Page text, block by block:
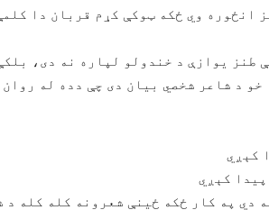
انځوره وي ځکه ټوکې کړم قربان دا
طنز یوازې د خندولو لپاره نه دی،
هم کوي٬ ځکه دا خو د شاعر شخصي بیان دی چې دده
کېږي
کېږي
دي په کار ځکه ځینې شعرونه کله کله د